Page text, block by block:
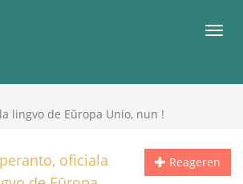
lingvo de Eŭropa Unio, nun !
Reageren
oficiala